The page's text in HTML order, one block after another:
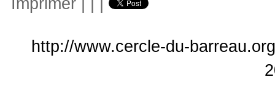
http://www.cercle-du-